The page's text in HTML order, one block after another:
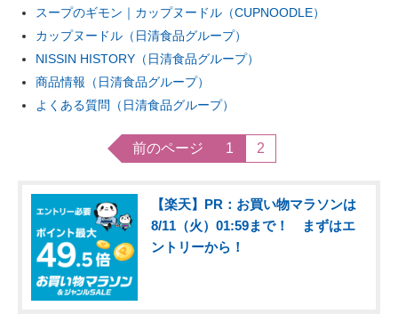
スープのギモン｜カップヌードル（CUPNOODLE）
カップヌードル（日清食品グループ）
NISSIN HISTORY（日清食品グループ）
商品情報（日清食品グループ）
よくある質問（日清食品グループ）
前のページ 1 2
【楽天】PR：お買い物マラソンは
8/11（火）01:59まで！ まずはエ
ントリーから！